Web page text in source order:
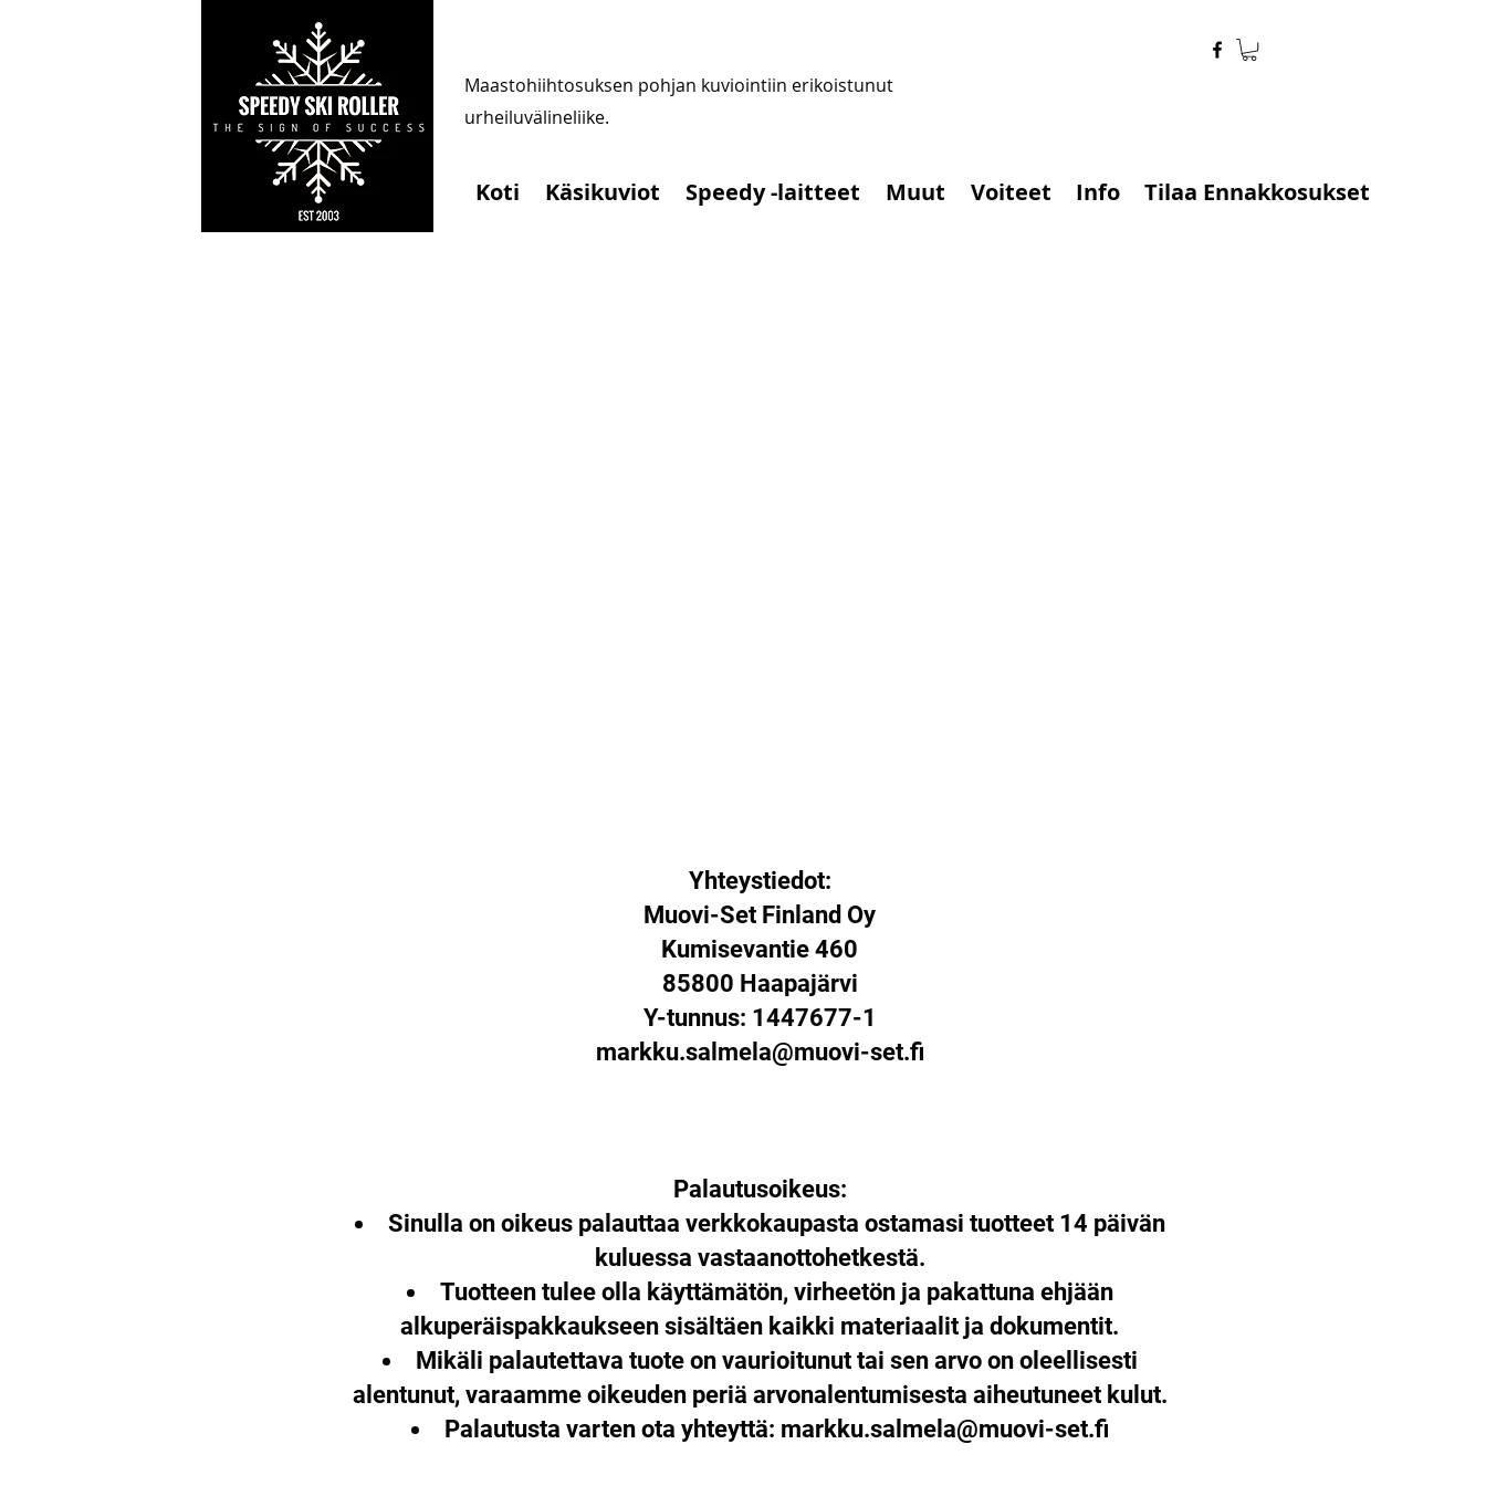
Maastohiihtosuksen pohjan kuviointiin erikoistunut
urheiluvälineliike.
Koti Käsikuviot Speedy -laitteet Muut Voiteet Info Tilaa Ennakkosukset
Yhteystiedot:
Muovi-Set Finland Oy
Kumisevantie 460
85800 Haapajärvi
Y-tunnus: 1447677-1
markku.salmela@muovi-set.fi
Palautusoikeus:
Sinulla on oikeus palauttaa verkkokaupasta ostamasi tuotteet 14 päivän
kuluessa vastaanottohetkestä.
Tuotteen tulee olla käyttämätön, virheetön ja pakattuna ehjään
alkuperäispakkaukseen sisältäen kaikki materiaalit ja dokumentit.
Mikäli palautettava tuote on vaurioitunut tai sen arvo on oleellisesti
alentunut, varaamme oikeuden periä arvonalentumisesta aiheutuneet kulut.
Palautusta varten ota yhteyttä: markku.salmela@muovi-set.fi